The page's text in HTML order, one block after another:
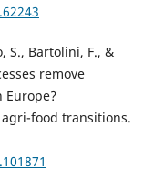
S., Bartolini, F., &
remove
Europe?
food transitions.